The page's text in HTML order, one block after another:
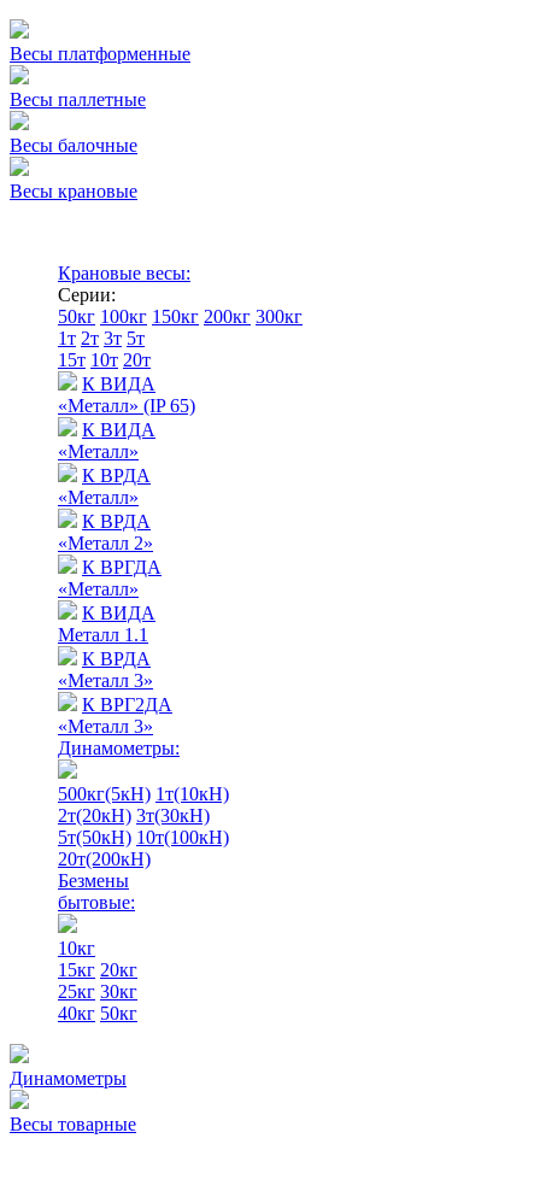
Весы платформенные
Весы паллетные
Весы балочные
Весы крановые
Крановые весы:
Серии:
50кг 100кг 150кг 200кг 300кг
1т 2т 3т 5т
15т 10т 20т
К ВИДА
«Металл» (IP 65)
К ВИДА
«Металл»
К ВРДА
«Металл»
К ВРДА
«Металл 2»
К ВРГДА
«Металл»
К ВИДА
Металл 1.1
К ВРДА
«Металл 3»
К ВРГ2ДА
«Металл 3»
Динамометры:
500кг(5кН) 1т(10кН)
2т(20кН) 3т(30кН)
5т(50кН) 10т(100кН)
20т(200кН)
Безмены
бытовые:
10кг
15кг 20кг
25кг 30кг
40кг 50кг
Динамометры
Весы товарные